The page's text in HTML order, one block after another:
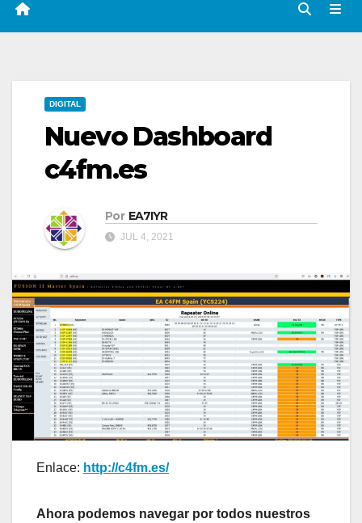
DIGITAL
Nuevo Dashboard
c4fm.es
Por EA7IYR
JUL 4, 2021
Enlace: http://c4fm.es/
Ahora podemos navegar por todos nuestros